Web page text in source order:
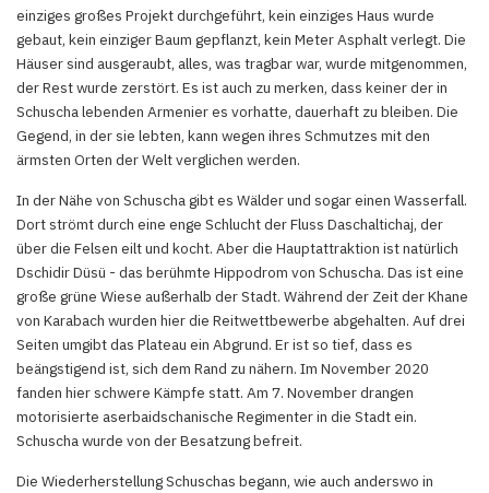
einziges großes Projekt durchgeführt, kein einziges Haus wurde
gebaut, kein einziger Baum gepflanzt, kein Meter Asphalt verlegt. Die
Häuser sind ausgeraubt, alles, was tragbar war, wurde mitgenommen,
der Rest wurde zerstört. Es ist auch zu merken, dass keiner der in
Schuscha lebenden Armenier es vorhatte, dauerhaft zu bleiben. Die
Gegend, in der sie lebten, kann wegen ihres Schmutzes mit den
ärmsten Orten der Welt verglichen werden.
In der Nähe von Schuscha gibt es Wälder und sogar einen Wasserfall.
Dort strömt durch eine enge Schlucht der Fluss Daschaltichaj, der
über die Felsen eilt und kocht. Aber die Hauptattraktion ist natürlich
Dschidir Düsü - das berühmte Hippodrom von Schuscha. Das ist eine
große grüne Wiese außerhalb der Stadt. Während der Zeit der Khane
von Karabach wurden hier die Reitwettbewerbe abgehalten. Auf drei
Seiten umgibt das Plateau ein Abgrund. Er ist so tief, dass es
beängstigend ist, sich dem Rand zu nähern. Im November 2020
fanden hier schwere Kämpfe statt. Am 7. November drangen
motorisierte aserbaidschanische Regimenter in die Stadt ein.
Schuscha wurde von der Besatzung befreit.
Die Wiederherstellung Schuschas begann, wie auch anderswo in